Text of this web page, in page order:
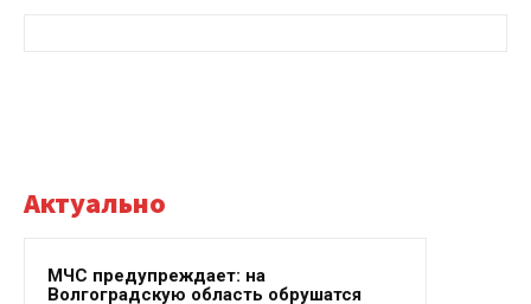
Актуально
МЧС предупреждает: на
Волгоградскую область обрушатся